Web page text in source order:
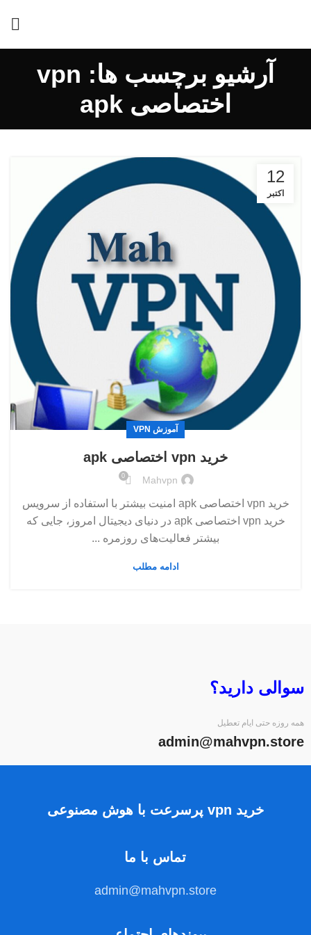
آرشیو برچسب ها: vpn
اختصاصی apk
12
اکتبر
آموزش VPN
خرید vpn اختصاصی apk
Mahvpn
0
خرید vpn اختصاصی apk امنیت بیشتر با استفاده از سرویس
خرید vpn اختصاصی apk در دنیای دیجیتال امروز، جایی که
بیشتر فعالیت‌های روزمره‌ ...
ادامه مطلب
سوالی دارید؟
همه روزه حتی ایام تعطیل
admin@mahvpn.store
خرید vpn پرسرعت با هوش مصنوعی
تماس با ما
admin@mahvpn.store